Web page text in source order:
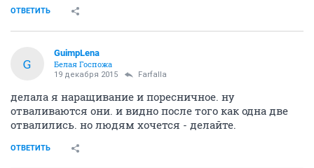
ОТВЕТИТЬ
G
GuimpLena
Белая Госпожа
19 декабря 2015 Farfalla
делала я наращивание и поресничное. ну
отваливаются они. и видно после того как одна две
отвалились. но людям хочется - делайте.
ОТВЕТИТЬ